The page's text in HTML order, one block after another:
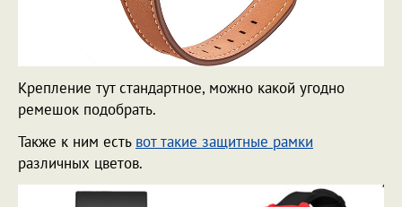
Крепление тут стандартное, можно какой угодно
ремешок подобрать.
Также к ним есть вот такие защитные рамки
различных цветов.